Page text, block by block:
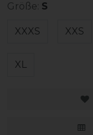
Größe: S
XXXS XXS
XL